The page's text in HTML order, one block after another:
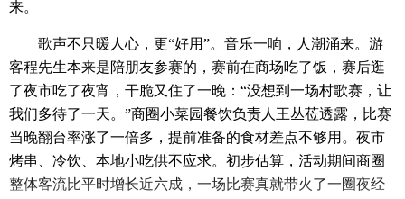
来。
歌声不只暖人心，更“好用”。音乐一响，人潮涌来。游
客程先生本来是陪朋友参赛的，赛前在商场吃了饭，赛后逛
了夜市吃了夜宵，干脆又住了一晚：“没想到一场村歌赛，让
我们多待了一天。”商圈小菜园餐饮负责人王丛莅透露，比赛
当晚翻台率涨了一倍多，提前准备的食材差点不够用。夜市
烤串、冷饮、本地小吃供不应求。初步估算，活动期间商圈
整体客流比平时增长近六成，一场比赛真就带火了一圈夜经